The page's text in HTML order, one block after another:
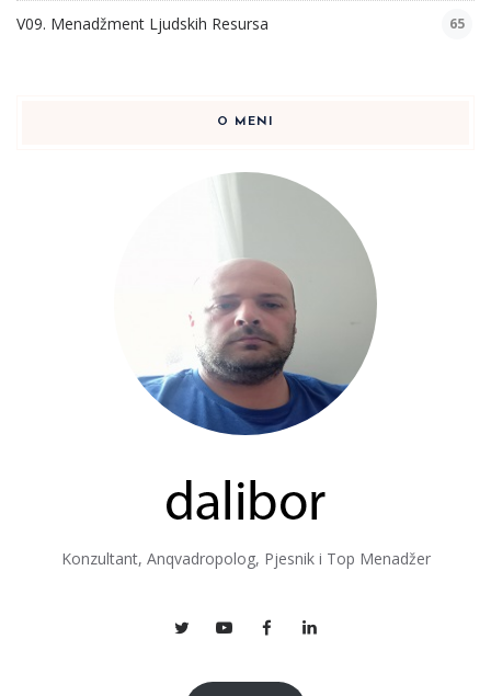
V09. Menadžment Ljudskih Resursa 65
O MENI
Konzultant, Anqvadropolog, Pjesnik i Top Menadžer